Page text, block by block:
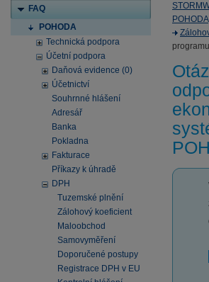
FAQ
POHODA
Technická podpora
Účetní podpora
Daňová evidence (0)
Účetnictví
Souhrnné hlášení
Adresář
Banka
Pokladna
Fakturace
Příkazy k úhradě
DPH
Tuzemské plnění
Zálohový koeficient
Maloobchod
Samovyměření
Doporučené postupy
Registrace DPH v EU
POHODA